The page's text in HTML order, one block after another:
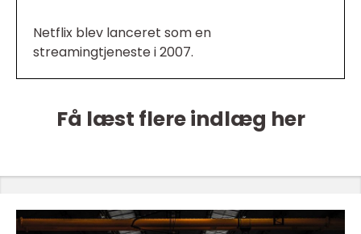
Netflix blev lanceret som en
streamingtjeneste i 2007.
Få læst flere indlæg her